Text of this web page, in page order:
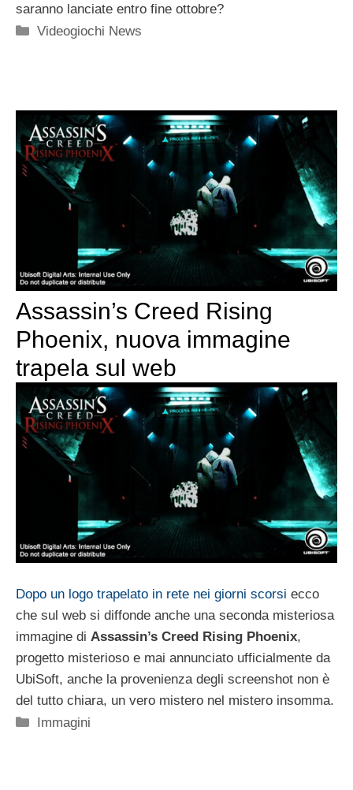
saranno lanciate entro fine ottobre?
Categorie
Videogiochi News
Assassin’s Creed Rising
Phoenix, nuova immagine
trapela sul web
Dopo un logo trapelato in rete nei giorni scorsi ecco
che sul web si diffonde anche una seconda misteriosa
immagine di Assassin’s Creed Rising Phoenix,
progetto misterioso e mai annunciato ufficialmente da
UbiSoft, anche la provenienza degli screenshot non è
del tutto chiara, un vero mistero nel mistero insomma.
Categorie
Immagini